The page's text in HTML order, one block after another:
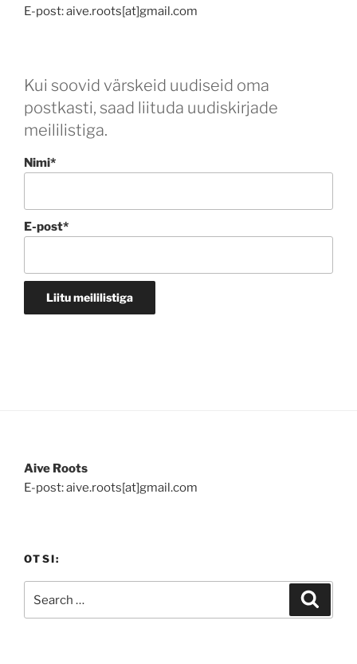
E-post: aive.roots[at]gmail.com
Kui soovid värskeid uudiseid oma
postkasti, saad liituda uudiskirjade
meililistiga.
Nimi*
E-post*
Aive Roots
E-post: aive.roots[at]gmail.com
OTSI:
for: